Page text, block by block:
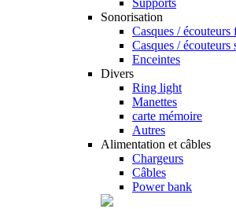
Supports
Sonorisation
Casques / écouteurs
Casques / écouteurs
Enceintes
Divers
Ring light
Manettes
carte mémoire
Autres
Alimentation et câbles
Chargeurs
Câbles
Power bank